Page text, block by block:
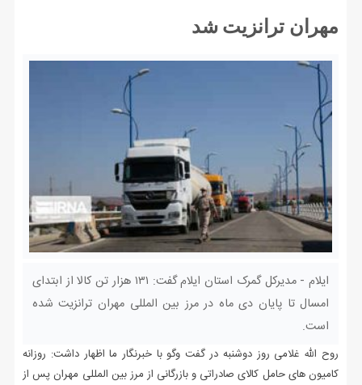
مهران ترانزیت شد
ایلام - مدیرکل گمرک استان ایلام گفت: ۱۳۱ هزار تن کالا از ابتدای
امسال تا پایان دی ماه در مرز بین المللی مهران ترانزیت شده
است.
روح الله غلامی روز دوشنبه در گفت وگو با خبرنگار ما اظهار داشت: روزانه
کامیون های حامل کالای صادراتی و بازرگانی از مرز بین المللی مهران پس از